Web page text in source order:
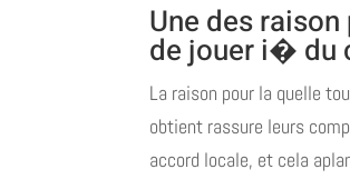
Une des
de jouer i� du
La raison pour la quelle
obtient rassure leurs
accord locale, et cela